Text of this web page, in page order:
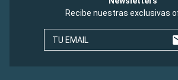
Recibe nuestras exclusivas
TU EMAIL